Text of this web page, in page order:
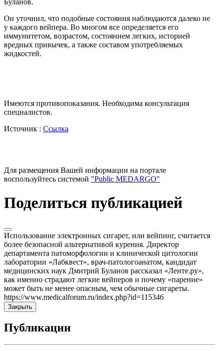
Он уточнил, что подобные состояния наблюдаются далеко не
у каждого вейпера. Во многом все определяется его
иммунитетом, возрастом, состоянием легких, историей
вредных привычек, а также составом употребляемых
жидкостей.
Имеются противопоказания. Необходима консультация
специалистов.
Источник : Ссылка
Для размещения Вашей информации на портале
воспользуйтесь системой "Public MEDARGO"
Поделиться публикацией
Использование электронных сигарет, или вейпинг, считается
более безопасной альтернативой курения. Директор
департамента патоморфологии и клинической цитологии
лаборатории «Лабквест», врач-патологоанатом, кандидат
медицинских наук Дмитрий Буланов рассказал «Ленте.ру»,
как именно страдают легкие вейперов и почему «парение»
может быть не менее опасным, чем обычные сигареты.
https://www.medicalforum.ru/index.php?id=115346
Закрыть
Публикации